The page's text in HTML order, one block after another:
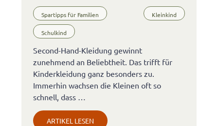
Spartipps für Familien Kleinkind
Schulkind
Second-Hand-Kleidung gewinnt
zunehmend an Beliebtheit. Das trifft für
Kinderkleidung ganz besonders zu.
Immerhin wachsen die Kleinen oft so
schnell, dass …
ARTIKEL LESEN